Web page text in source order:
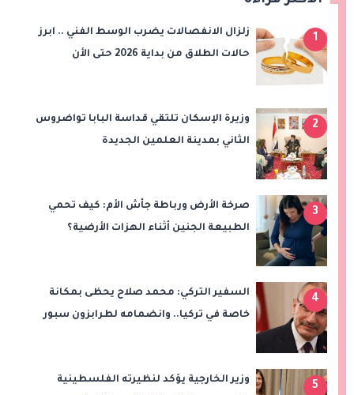
1
زلزال الانفصالات يضرب الوسط الفني .. ابرز
حالات الطلاق من بداية 2026 حتى الأن
2
وزيرة الإسكان تلتقي قداسة البابا تواضروس
الثاني بمدينة العلمين الجديدة
3
صرخة الأرض ورباطة جأش الأم: كيف تحمي
الطبيعة الجنين أثناء الهزات الأرضية؟
4
السفير التركي: محمد صلاح يحظى بمكانة
خاصة في تركيا.. وانضمامه لطرابزون سبور
5
وزير الخارجية يؤكد لنظيرته الفلسطينية